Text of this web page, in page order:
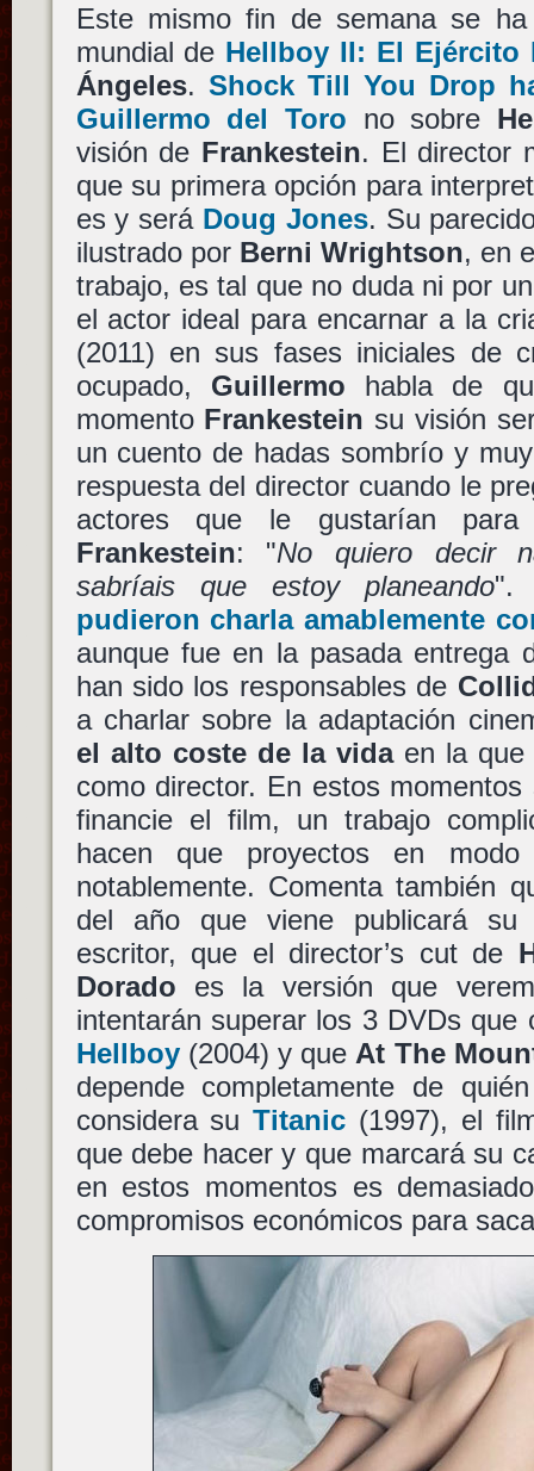
Este mismo fin de semana se
mundial de Hellboy II: El Ejército
Ángeles. Shock Till You Drop
Guillermo del Toro no sobre
visión de Frankestein. El director
que su primera opción para
es y será Doug Jones. Su
ilustrado por Berni Wrightson, en
trabajo, es tal que no duda ni por
el actor ideal para encarnar a la
(2011) en sus fases iniciales de
ocupado, Guillermo habla de
momento Frankestein su visión
un cuento de hadas sombrío y
respuesta del director cuando le
actores que le gustarían
Frankestein: "No quiero decir
sabríais que estoy planeando
pudieron charla amablemente
aunque fue en la pasada entrega
han sido los responsables de
a charlar sobre la adaptación
el alto coste de la vidaen la
como director. En estos
financie el film, un trabajo
hacen que proyectos en
notablemente. Comenta también
del año que viene publicará su
escritor, que el director’s cut de
Dorado es la versión que
intentarán superar los 3 DVDs que
Hellboy(2004) y que At The
depende completamente de
considera suTitanic (1997), el
que debe hacer y que marcará su
en estos momentos es
compromisos económicos para